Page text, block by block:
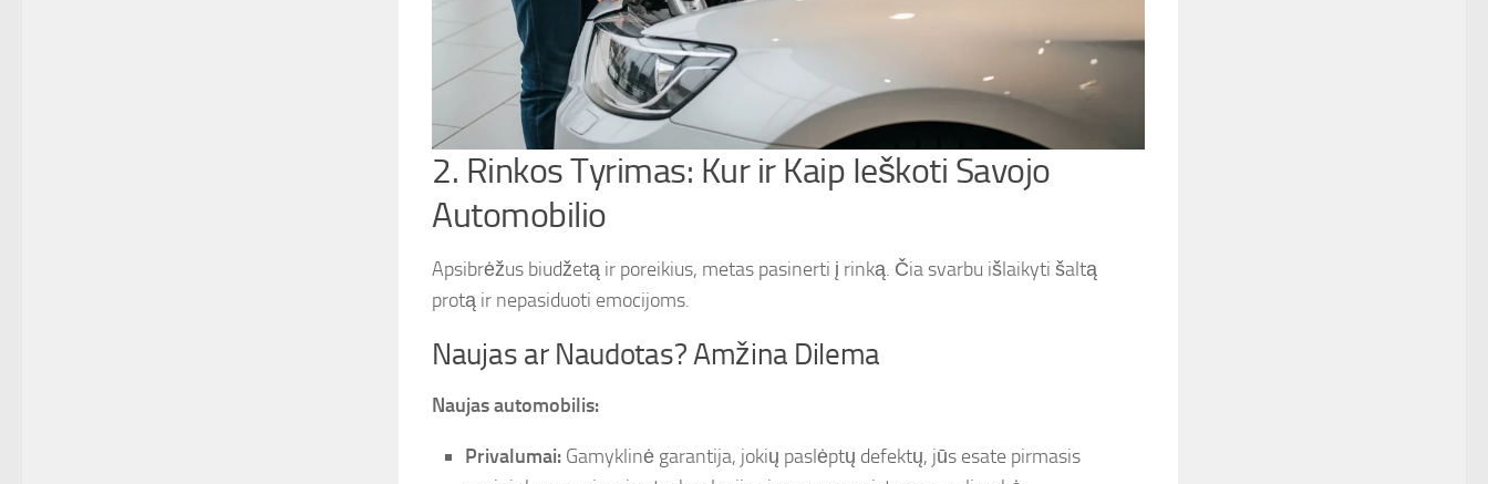
2. Rinkos Tyrimas: Kur ir Kaip Ieškoti Savojo
Automobilio
Apsibrėžus biudžetą ir poreikius, metas pasinerti į rinką. Čia svarbu išlaikyti šaltą
protą ir nepasiduoti emocijoms.
Naujas ar Naudotas? Amžina Dilema
Naujas automobilis:
Privalumai: Gamyklinė garantija, jokių paslėptų defektų, jūs esate pirmasis